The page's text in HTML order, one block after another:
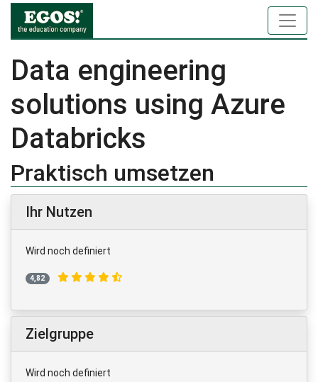
Data engineering
solutions using Azure
Databricks
Praktisch umsetzen
Ihr Nutzen
Wird noch definiert
4,82
Zielgruppe
Wird noch definiert